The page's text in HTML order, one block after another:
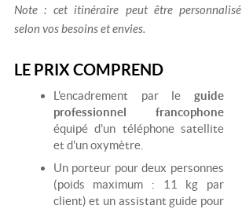
Note : cet itinéraire peut être personnalisé
selon vos besoins et envies.
LE PRIX COMPREND
L'encadrement par le guide
professionnel francophone
équipé d'un téléphone satellite
et d'un oxymètre.
Un porteur pour deux personnes
(poids maximum : 11 kg par
client) et un assistant guide pour